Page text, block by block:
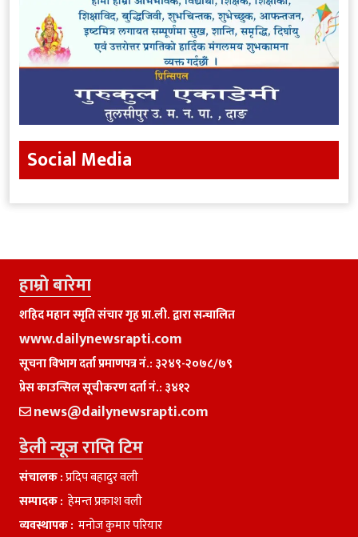
Social Media
हाम्राे बारेमा
शहिद महान स्मृति संचार गृह प्रा.ली. द्वारा सन्चालित
www.dailynewsrapti.com
सूचना विभाग दर्ता प्रमाणपत्र नं.: ३२४९-२०७८/७९
प्रेस काउन्सिल सूचीकरण दर्ता नं.: ३४१२
news@dailynewsrapti.com
डेली न्यूज राप्ति टिम
संचालक :प्रदिप बहादुर वली
सम्पादक : हेमन्त प्रकाश वली
व्यवस्थापक : मनाेज कुमार परियार